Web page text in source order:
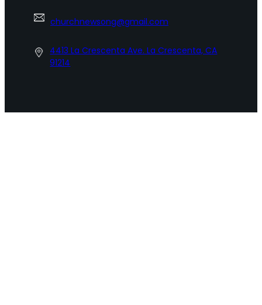
churchnewsong@gmail.com
4413 La Crescenta Ave. La Crescenta, CA
91214